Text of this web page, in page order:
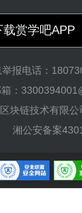
载赏学吧APP
报电话：
：
块链技术有限公
湘公安备案